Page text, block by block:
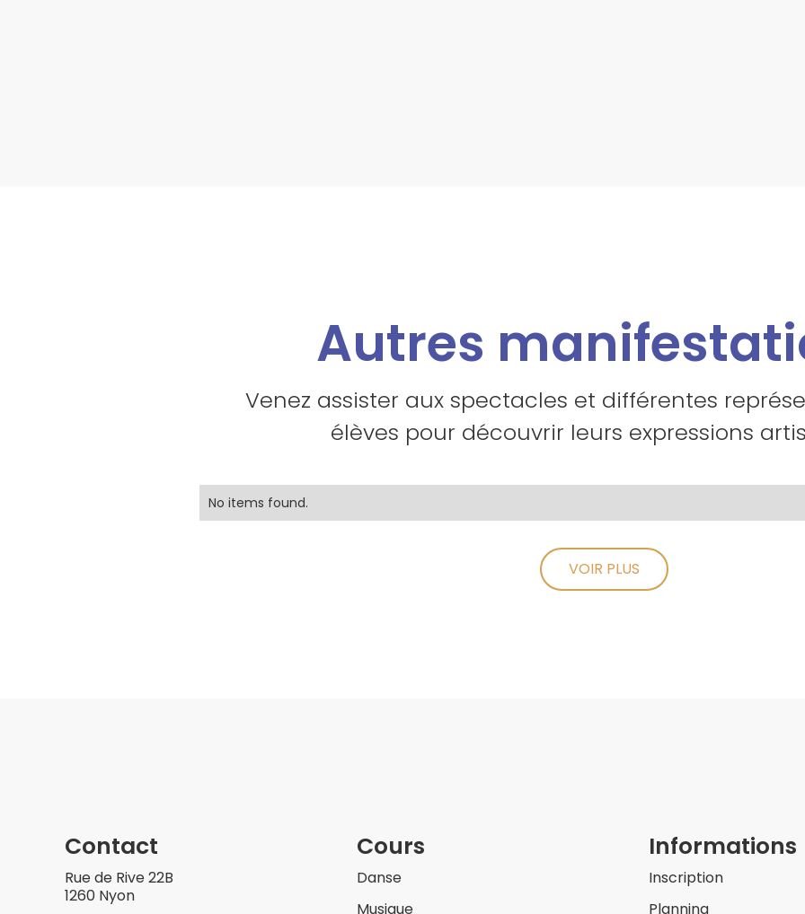
Autres
Venez assister aux spectacles et différentes
élèves pour découvrir leurs expressions
No items found.
VOIR PLUS
Contact
Rue de Rive 22B
1260 Nyon
Cours
Danse
Musique
Informations
Inscription
Planning